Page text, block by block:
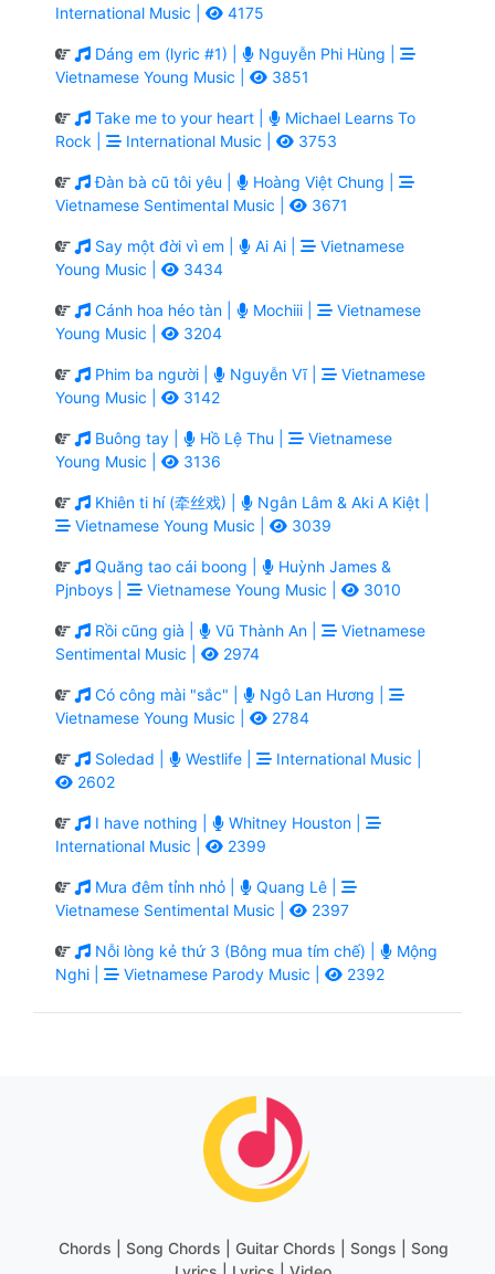
International Music |
4175
Dáng em (lyric #1) |
Nguyễn Phi Hùng |
Vietnamese Young Music |
3851
Take me to your heart |
Michael Learns To
Rock |
International Music | 3753
Đàn bà cũ tôi yêu |
Hoàng Việt Chung |
Vietnamese Sentimental Music |
3671
Say một đời vì em | Ai Ai |
Vietnamese
Young Music |
3434
Cánh hoa héo tàn | Mochiii |
Vietnamese
Young Music |
3204
Phim ba người | Nguyễn Vĩ |
Vietnamese
Young Music |
3142
Buông tay | Hồ Lệ Thu |
Vietnamese
Young Music |
3136
Khiên ti hí (牵丝戏) |
Ngân Lâm & Aki A Kiệt |
Vietnamese Young Music |
3039
Quăng tao cái boong |
Huỳnh James &
Pjnboys |
Vietnamese Young Music | 3010
Rồi cũng già | Vũ Thành An |
Vietnamese
Sentimental Music |
2974
Có công mài "sắc" |
Ngô Lan Hương |
Vietnamese Young Music |
2784
Soledad | Westlife |
International Music |
2602
I have nothing |
Whitney Houston |
International Music |
2399
Mưa đêm tỉnh nhỏ |
Quang Lê |
Vietnamese Sentimental Music |
2397
Nỗi lòng kẻ thứ 3 (Bông mua tím chế) |
Mộng
Nghi |
Vietnamese Parody Music | 2392
Chords | Song Chords | Guitar Chords | Songs | Song